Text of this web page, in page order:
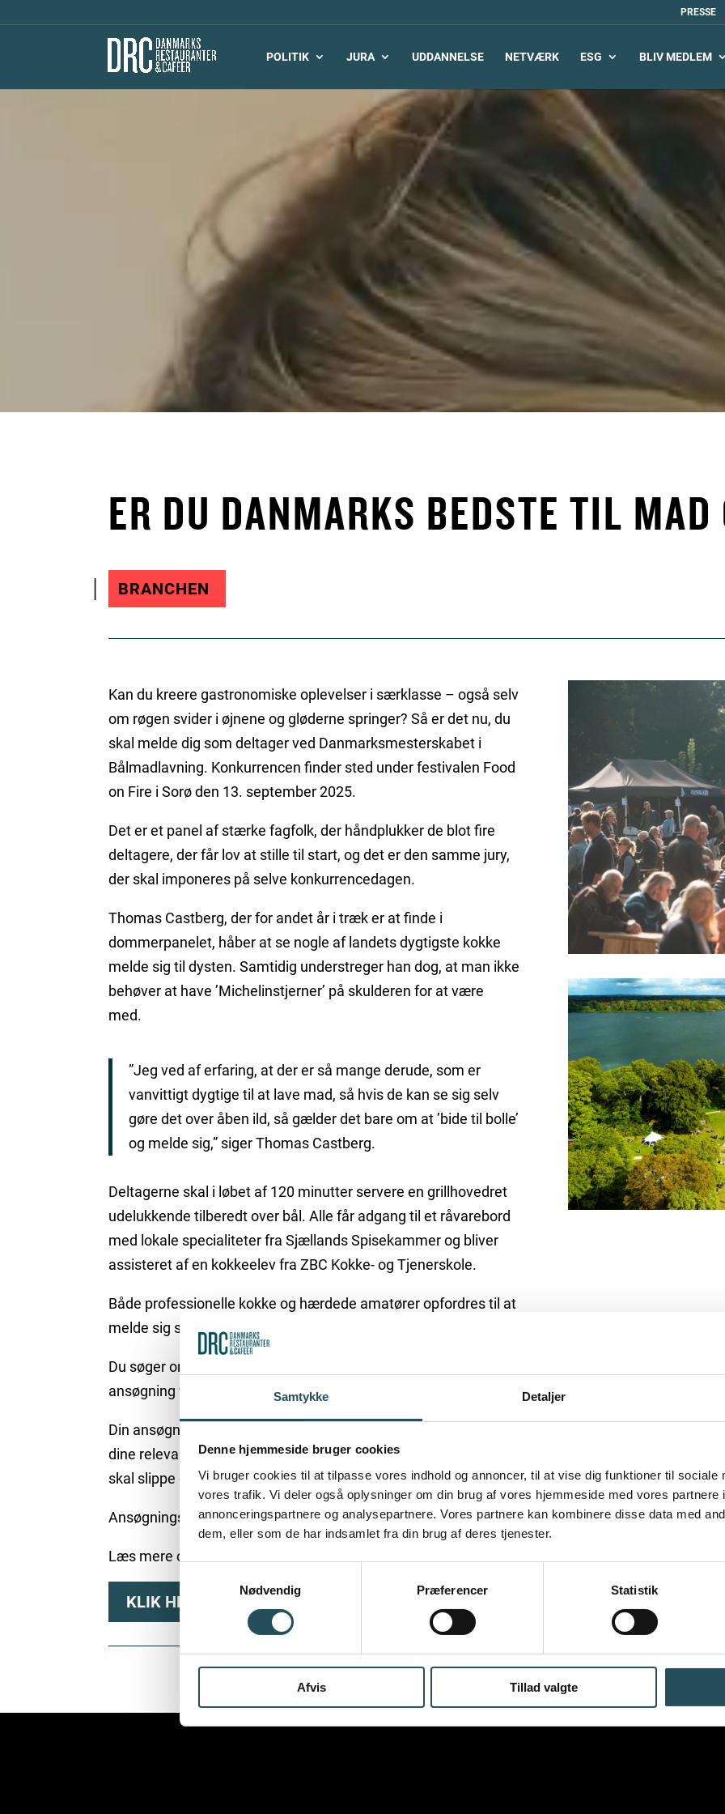
Samtykke Detaljer
Denne hjemmeside bruger cookies
Vi bruger cookies til at tilpasse vores indhold og annoncer, til at vise dig funktioner til sociale
vores trafik. Vi deler også oplysninger om din brug af vores hjemmeside med vores partnere
annonceringspartnere og analysepartnere. Vores partnere kan kombinere disse data med
dem, eller som de har indsamlet fra din brug af deres tjenester.
Nødvendig
Præferencer Statistik
Afvis Tillad valgte
PRESSE
POLITIK JURA UDDANNELSE NETVÆRK ESG BLIV MEDLEM
ER DU DANMARKS BEDSTE TIL MAD
BRANCHEN
Kan du kreere gastronomiske oplevelser i særklasse – også selv
om røgen svider i øjnene og gløderne springer? Så er det nu, du
skal melde dig som deltager ved Danmarksmesterskabet i
Bålmadlavning. Konkurrencen finder sted under festivalen Food
on Fire i Sorø den 13. september 2025.
Det er et panel af stærke fagfolk, der håndplukker de blot fire
deltagere, der får lov at stille til start, og det er den samme jury,
der skal imponeres på selve konkurrencedagen.
Thomas Castberg, der for andet år i træk er at finde i
dommerpanelet, håber at se nogle af landets dygtigste kokke
melde sig til dysten. Samtidig understreger han dog, at man ikke
behøver at have ’Michelinstjerner’ på skulderen for at være
med.
”Jeg ved af erfaring, at der er så mange derude, som er
vanvittigt dygtige til at lave mad, så hvis de kan se sig selv
gøre det over åben ild, så gælder det bare om at ’bide til bolle’
og melde sig,” siger Thomas Castberg.
Deltagerne skal i løbet af 120 minutter servere en grillhovedret
udelukkende tilberedt over bål. Alle får adgang til et råvarebord
med lokale specialiteter fra Sjællands Spisekammer og bliver
assisteret af en kokkeelev fra ZBC Kokke- og Tjenerskole.
Både professionelle kokke og hærdede amatører opfordres til at
melde sig som deltagere.
Du søger om at komme med i konkurrencen ved at sende en
ansøgning via e-mail til
info@desj.dk
Din ansøgning skal indeholde en kort præsentation af dig selv,
dine relevante erfaringer og et par linjer om, hvorfor netop
skal slippe gennem nåleøjet og være med i konkurrencen.
Ansøgningsfristen er onsdag den 18. juni 2025 kl. 12.
Læs mere om konkurrencen, præmierne og festivalen her:
KLIK HER